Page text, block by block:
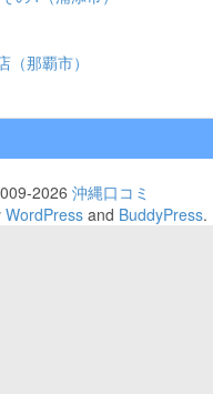
那覇市）
2026 沖縄口コミ
WordPressand BuddyPress.